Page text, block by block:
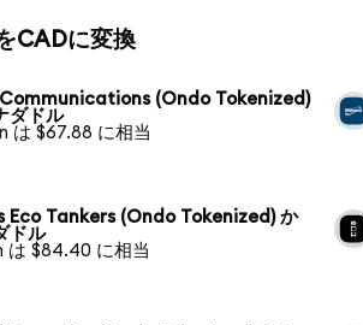
CADに変換
(Ondo Tokenized)
ダドル
は $67.88 に相当
Eco Tankers (Ondo Tokenized) か
ドル
は $84.40 に相当